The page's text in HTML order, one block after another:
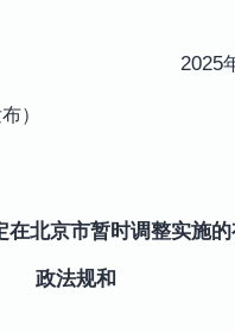
2025
）
在北京市暂时调整实施
政法规和